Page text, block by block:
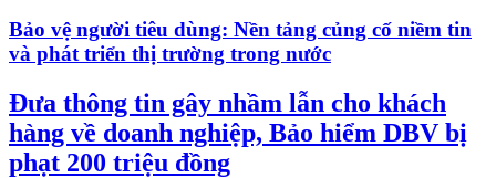
Bảo vệ người tiêu dùng: Nền tảng củng cố niềm tin
và phát triển thị trường trong nước
Đưa thông tin gây nhầm lẫn cho khách
hàng về doanh nghiệp, Bảo hiểm DBV bị
phạt 200 triệu đồng